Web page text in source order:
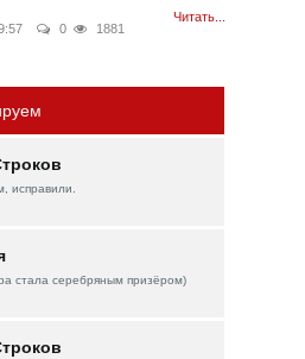
0 1881
Читать...
исправили.
стала серебряным призёром)